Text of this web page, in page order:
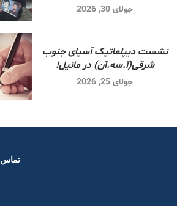
جولای 30, 2026
نشست دیپلماتیک آسیای جنوب
شرقی‌(آ.سه.آن) در مانیل!
جولای 25, 2026
تماس